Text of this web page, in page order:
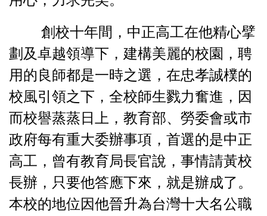
創校十年間，中正高工在他精心擘
劃及卓越領導下，建構美麗的校園，聘
用的良師都是一時之選，在忠孝誠樸的
校風引領之下，全校師生戮力奮進，因
而校譽蒸蒸日上，教育部、勞委會或市
政府每有重大委辦事項，首選的是中正
高工，曾有教育局長官說，事情請黃校
長辦，只要他答應下來，就是辦成了。
本校的地位因他晉升為台灣十大名公職